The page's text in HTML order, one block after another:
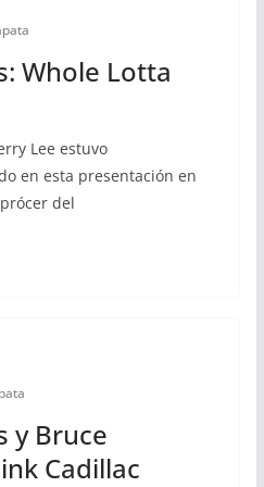
Whole Lotta
Lee estuvo
en esta presentación en
del
y Bruce
Cadillac